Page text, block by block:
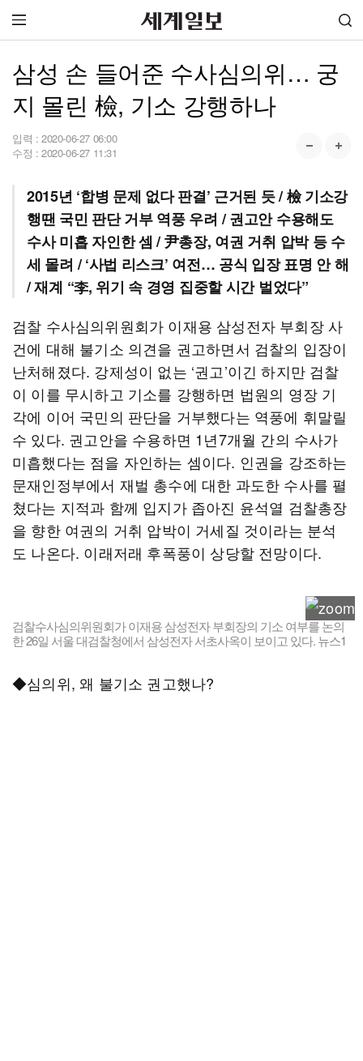
삼성 손 들어준 수사심의위… 궁
지 몰린 檢, 기소 강행하나
입력 : 2020-06-27 06:00
수정 : 2020-06-27 11:31
2015년 ‘합병 문제 없다 판결’ 근거된 듯 / 檢 기소강
행땐 국민 판단 거부 역풍 우려 / 권고안 수용해도
수사 미흡 자인한 셈 / 尹총장, 여권 거취 압박 등 수
세 몰려 / ‘사법 리스크’ 여전… 공식 입장 표명 안 해
/ 재계 “李, 위기 속 경영 집중할 시간 벌었다”
검찰 수사심의위원회가 이재용 삼성전자 부회장 사
건에 대해 불기소 의견을 권고하면서 검찰의 입장이
난처해졌다. 강제성이 없는 ‘권고’이긴 하지만 검찰
이 이를 무시하고 기소를 강행하면 법원의 영장 기
각에 이어 국민의 판단을 거부했다는 역풍에 휘말릴
수 있다. 권고안을 수용하면 1년7개월 간의 수사가
미흡했다는 점을 자인하는 셈이다. 인권을 강조하는
문재인정부에서 재벌 총수에 대한 과도한 수사를 펼
쳤다는 지적과 함께 입지가 좁아진 윤석열 검찰총장
을 향한 여권의 거취 압박이 거세질 것이라는 분석
도 나온다. 이래저래 후폭풍이 상당할 전망이다.
검찰수사심의위원회가 이재용 삼성전자 부회장의 기소 여부를 논의
한 26일 서울 대검찰청에서 삼성전자 서초사옥이 보이고 있다. 뉴스1
◆심의위, 왜 불기소 권고했나?